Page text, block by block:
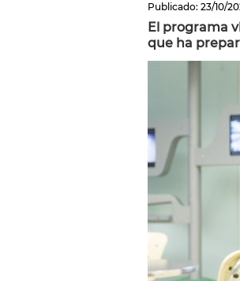
Publicado: 23/10/
El programa
que ha